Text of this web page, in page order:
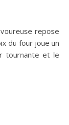
du four joue un
tournante et le